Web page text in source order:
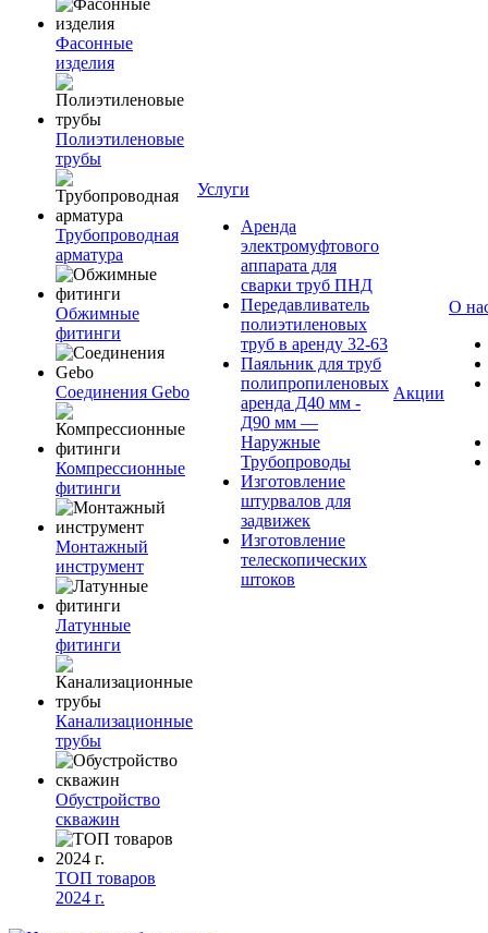
Фасонные
изделия
Полиэтиленовые
трубы
Трубопроводная
арматура
Обжимные
фитинги
Соединения Gebo
Компрессионные
фитинги
Монтажный
инструмент
Латунные
фитинги
Канализационные
трубы
Обустройство
скважин
ТОП товаров
2024 г.
Услуги
Аренда
электромуфтового
аппарата для
сварки труб ПНД
Передавливатель
полиэтиленовых
труб в аренду 32-63
Паяльник для труб
полипропиленовых
аренда Д40 мм -
Д90 мм —
Наружные
Трубопроводы
Изготовление
штурвалов для
задвижек
Изготовление
телескопических
штоков
Акции
О